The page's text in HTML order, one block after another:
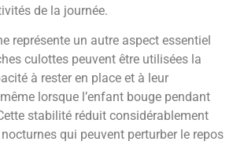
de la journée.
représente un autre aspect essentiel
culottes peuvent être utilisées la
à rester en place et à leur
lorsque l’enfant bouge pendant
stabilité réduit considérablement
qui peuvent perturber le repos